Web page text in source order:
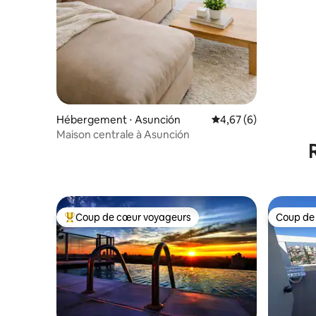
Hébergement ⋅ Asunción Évaluation moyenne
4,67 (6)
Maison centrale à Asunción
Coups de cœur voyageurs les plus appréciés
Coup de cœur voyageurs Coup
Coup